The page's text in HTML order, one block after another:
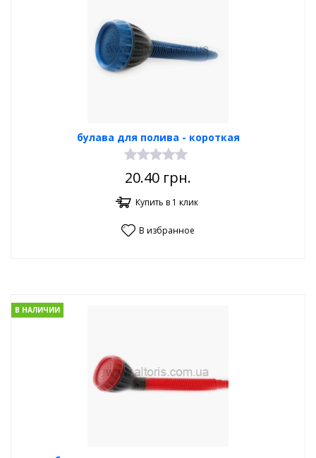
булава для полива - короткая
20.40 грн.
Купить в 1 клик
В избранное
В НАЛИЧИИ